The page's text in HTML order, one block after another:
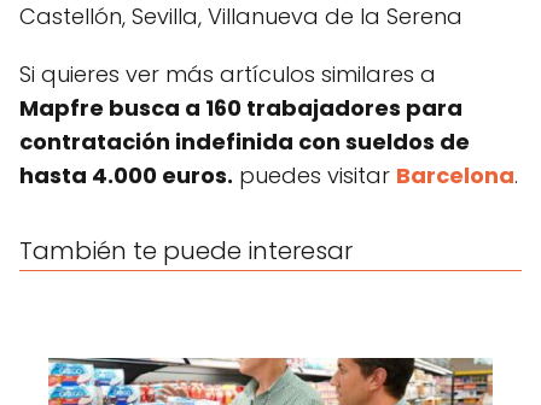
Castellón, Sevilla, Villanueva de la Serena
Si quieres ver más artículos similares a
Mapfre busca a 160 trabajadores para
contratación indefinida con sueldos de
hasta 4.000 euros. puedes visitar Barcelona.
También te puede interesar